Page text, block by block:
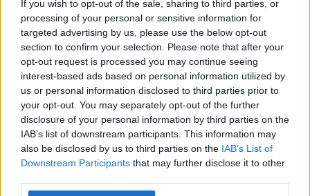
If you wish to opt-out of the sale, sharing to third parties, or
processing of your personal or sensitive information for
targeted advertising by us, please use the below opt-out
section to confirm your selection. Please note that after your
opt-out request is processed you may continue seeing
interest-based ads based on personal information utilized by
us or personal information disclosed to third parties prior to
your opt-out. You may separately opt-out of the further
disclosure of your personal information by third parties on the
IAB’s list of downstream participants. This information may
also be disclosed by us to third parties on the IAB’s List of
Downstream Participants that may further disclose it to other